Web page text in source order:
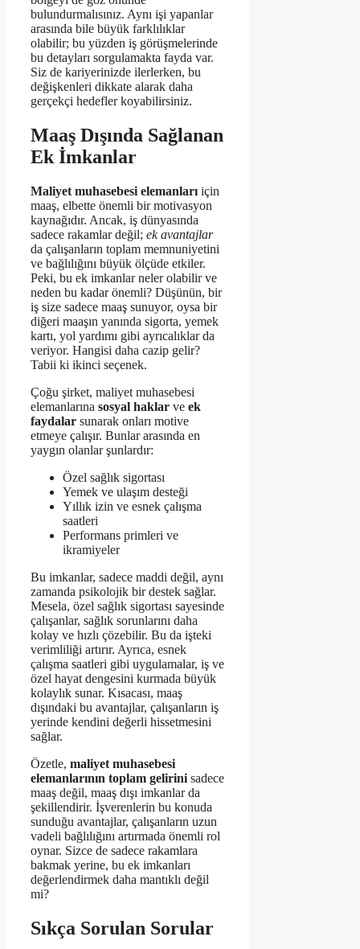
bulundurmalısınız. Aynı işi yapanlar
arasında bile büyük farklılıklar
olabilir; bu yüzden iş görüşmelerinde
bu detayları sorgulamakta fayda var.
Siz de kariyerinizde ilerlerken, bu
değişkenleri dikkate alarak daha
gerçekçi hedefler koyabilirsiniz.
Maaş Dışında Sağlanan
Ek İmkanlar
Maliyet muhasebesi elemanları için
maaş, elbette önemli bir motivasyon
kaynağıdır. Ancak, iş dünyasında
sadece rakamlar değil; ek avantajlar
da çalışanların toplam memnuniyetini
ve bağlılığını büyük ölçüde etkiler.
Peki, bu ek imkanlar neler olabilir ve
neden bu kadar önemli? Düşünün, bir
iş size sadece maaş sunuyor, oysa bir
diğeri maaşın yanında sigorta, yemek
kartı, yol yardımı gibi ayrıcalıklar da
veriyor. Hangisi daha cazip gelir?
Tabii ki ikinci seçenek.
Çoğu şirket, maliyet muhasebesi
elemanlarına sosyal haklar ve ek
faydalar sunarak onları motive
etmeye çalışır. Bunlar arasında en
yaygın olanlar şunlardır:
Özel sağlık sigortası
Yemek ve ulaşım desteği
Yıllık izin ve esnek çalışma
saatleri
Performans primleri ve
ikramiyeler
Bu imkanlar, sadece maddi değil, aynı
zamanda psikolojik bir destek sağlar.
Mesela, özel sağlık sigortası sayesinde
çalışanlar, sağlık sorunlarını daha
kolay ve hızlı çözebilir. Bu da işteki
verimliliği artırır. Ayrıca, esnek
çalışma saatleri gibi uygulamalar, iş ve
özel hayat dengesini kurmada büyük
kolaylık sunar. Kısacası, maaş
dışındaki bu avantajlar, çalışanların iş
yerinde kendini değerli hissetmesini
sağlar.
Özetle, maliyet muhasebesi
elemanlarının toplam gelirini sadece
maaş değil, maaş dışı imkanlar da
şekillendirir. İşverenlerin bu konuda
sunduğu avantajlar, çalışanların uzun
vadeli bağlılığını artırmada önemli rol
oynar. Sizce de sadece rakamlara
bakmak yerine, bu ek imkanları
değerlendirmek daha mantıklı değil
mi?
Sıkça Sorulan Sorular